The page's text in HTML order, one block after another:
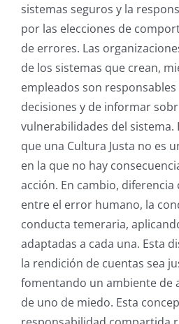
sistemas seguros y la
por las elecciones de
de errores. Las
de los sistemas que crean,
empleados son
decisiones y de informar
vulnerabilidades del sistema.
que una Cultura Justa no es
en la que no hay
acción. En cambio,
entre el error humano, la
conducta temeraria,
adaptadas a cada una. Esta
la rendición de cuentas sea
fomentando un ambiente de
de uno de miedo. Esta